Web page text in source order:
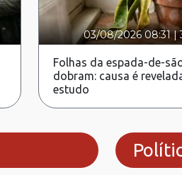
03/08/2026 08:31|
Folhas da espada-de-
dobram: causa é
estudo